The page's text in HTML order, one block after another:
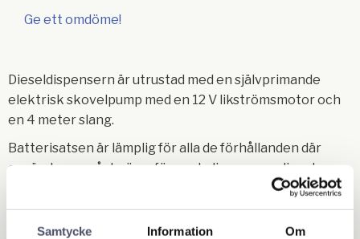
Samtycke Information Om
Ge ett omdöme!
Dieseldispensern är utrustad med en självprimande
elektrisk skovelpump med en 12 V likströmsmotor och
en 4 meter slang.
Batterisatsen är lämplig för alla de förhållanden där
användaren måste överföra och dispensera diesel
under säkra förhållanden, till exempel när bara en
batterikälla är tillgänglig. Batterisatsdispensern har
utformats för att säkerställa en pålitlig och säker